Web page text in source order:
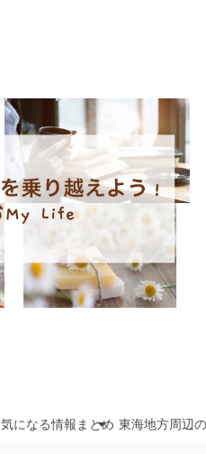
気になる情報まとめ 東海地方周辺